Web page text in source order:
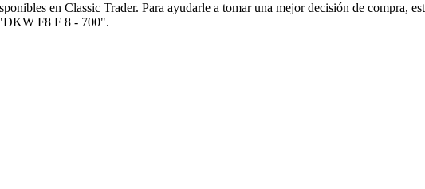
en Classic Trader. Para ayudarle a tomar una mejor decisión de compra,
F8 F 8 - 700".